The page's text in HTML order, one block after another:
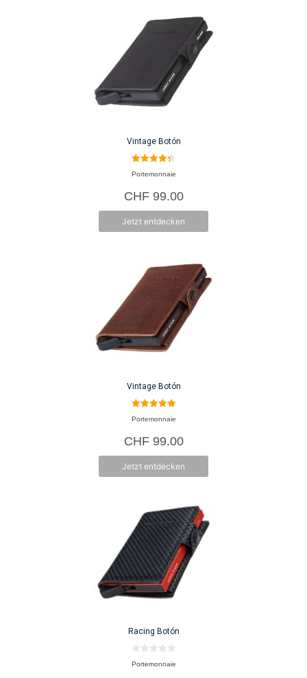
Die James Dixon GmbH wurde 2019 von André Bucher und Dominik Meier
gegründet. Inspiriert von den Schneidereien der Londoner Savile Row,
Schweiz entwickelt und produziert. James Dixon hat sich zum Ziel gesetzt,
zeitlose Klassiker zu entwerfen und zu produzieren, wobei Qualität und Stil
Vintage Botón
von 5
Portemonnaie
CHF99.00
Jetzt entdecken
Vintage Botón
von 5
Portemonnaie
CHF99.00
Jetzt entdecken
Racing Botón
0
v
Portemonnaie